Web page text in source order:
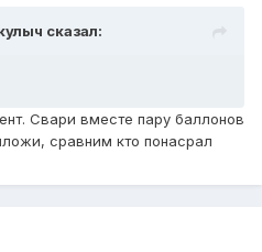
сказал:
Свари вместе пару баллонов
сравним кто понасрал